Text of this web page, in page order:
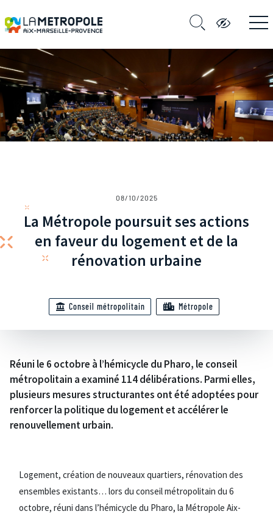
08/10/2025
La Métropole poursuit ses actions
en faveur du logement et de la
rénovation urbaine
Conseil métropolitain Métropole
Réuni le 6 octobre à l’hémicycle du Pharo, le conseil
métropolitain a examiné 114 délibérations. Parmi elles,
plusieurs mesures structurantes ont été adoptées pour
renforcer la politique du logement et accélérer le
renouvellement urbain.
Logement, création de nouveaux quartiers, rénovation des
ensembles existants… lors du conseil métropolitain du 6
octobre, réuni dans l’hémicycle du Pharo, la Métropole Aix-